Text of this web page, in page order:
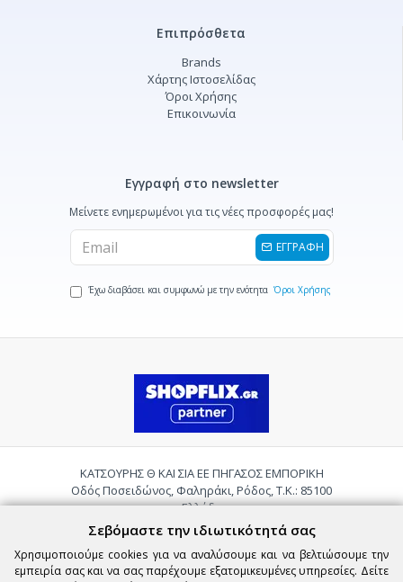
Επιπρόσθετα
Brands
Χάρτης Ιστοσελίδας
Όροι Χρήσης
Επικοινωνία
Εγγραφή στο newsletter
Μείνετε ενημερωμένοι για τις νέες προσφορές μας!
ΕΓΓΡΑΦΗ
Έχω διαβάσει και συμφωνώ με την ενότητα Όροι Χρήσης
ΚΑΤΣΟΥΡΗΣ Θ ΚΑΙ ΣΙΑ ΕΕ ΠΗΓΑΣΟΣ ΕΜΠΟΡΙΚΗ
Οδός Ποσειδώνος, Φαληράκι, Ρόδος, Τ.Κ.: 85100
Ελλάδα
Τηλ.:2241085059
Email:
pigasosemporiki@gmail.com
Σεβόμαστε την ιδιωτικότητά σας
Χρησιμοποιούμε cookies για να αναλύσουμε και να βελτιώσουμε την
εμπειρία σας και να σας παρέχουμε εξατομικευμένες υπηρεσίες. Δείτε